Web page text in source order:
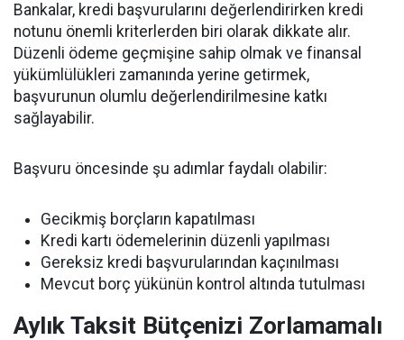
Bankalar, kredi başvurularını değerlendirirken kredi
notunu önemli kriterlerden biri olarak dikkate alır.
Düzenli ödeme geçmişine sahip olmak ve finansal
yükümlülükleri zamanında yerine getirmek,
başvurunun olumlu değerlendirilmesine katkı
sağlayabilir.
Başvuru öncesinde şu adımlar faydalı olabilir:
Gecikmiş borçların kapatılması
Kredi kartı ödemelerinin düzenli yapılması
Gereksiz kredi başvurularından kaçınılması
Mevcut borç yükünün kontrol altında tutulması
Aylık Taksit Bütçenizi Zorlamamalı